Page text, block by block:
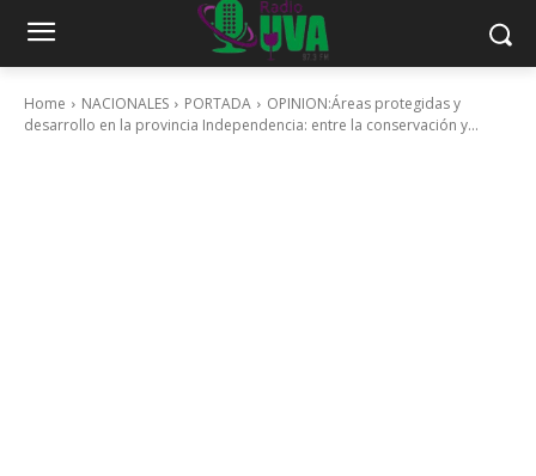
Home NACIONALES PORTADA
OPINION:Áreas protegidas y
desarrollo en la provincia Independencia: entre la conservación y...